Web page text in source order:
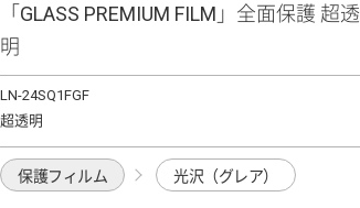
「GLASS PREMIUM FILM」全面保護 超透
明
LN-24SQ1FGF
超透明
保護フィルム 光沢（グレア）